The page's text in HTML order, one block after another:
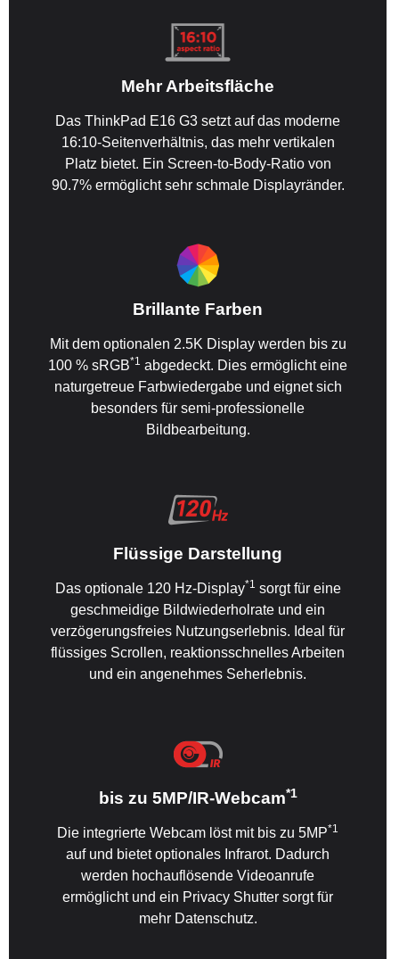
Mehr Arbeitsfläche
Das ThinkPad E16 G3 setzt auf das moderne
16:10-Seitenverhältnis, das mehr vertikalen
Platz bietet. Ein Screen-to-Body-Ratio von
90.7% ermöglicht sehr schmale Displayränder.
Brillante Farben
Mit dem optionalen 2.5K Display werden bis zu
100 % sRGB*1 abgedeckt. Dies ermöglicht eine
naturgetreue Farbwiedergabe und eignet sich
besonders für semi-professionelle
Bildbearbeitung.
Flüssige Darstellung
Das optionale 120 Hz-Display*1 sorgt für eine
geschmeidige Bildwiederholrate und ein
verzögerungsfreies Nutzungserlebnis. Ideal für
flüssiges Scrollen, reaktionsschnelles Arbeiten
und ein angenehmes Seherlebnis.
bis zu 5MP/IR-Webcam*1
Die integrierte Webcam löst mit bis zu 5MP*1
auf und bietet optionales Infrarot. Dadurch
werden hochauflösende Videoanrufe
ermöglicht und ein Privacy Shutter sorgt für
mehr Datenschutz.